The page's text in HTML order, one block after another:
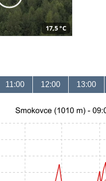
17,5 °C
11:00 12:00 13:00